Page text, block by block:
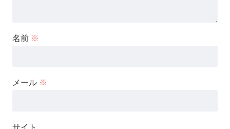
名前 ※
メール ※
サイト